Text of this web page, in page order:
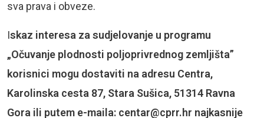
sva prava i obveze.
Iskaz interesa za sudjelovanje u programu
„Očuvanje plodnosti poljoprivrednog zemljišta”
korisnici mogu dostaviti na adresu Centra,
Karolinska cesta 87, Stara Sušica, 51314 Ravna
Gora ili putem e-maila: centar@cprr.hr najkasnije